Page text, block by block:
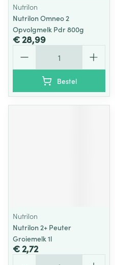
Nutrilon
Nutrilon Omneo 2
Opvolgmelk Pdr 800g
€ 28,99
Bestel
Nutrilon
Nutrilon 2+ Peuter
Groiemelk 1l
€ 2,72